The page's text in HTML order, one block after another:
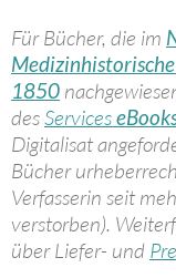
Für Bücher, die im
1850
desServices
Digitalisat
Bücher
Verfasserin seit
verstorben).
über Liefer- und